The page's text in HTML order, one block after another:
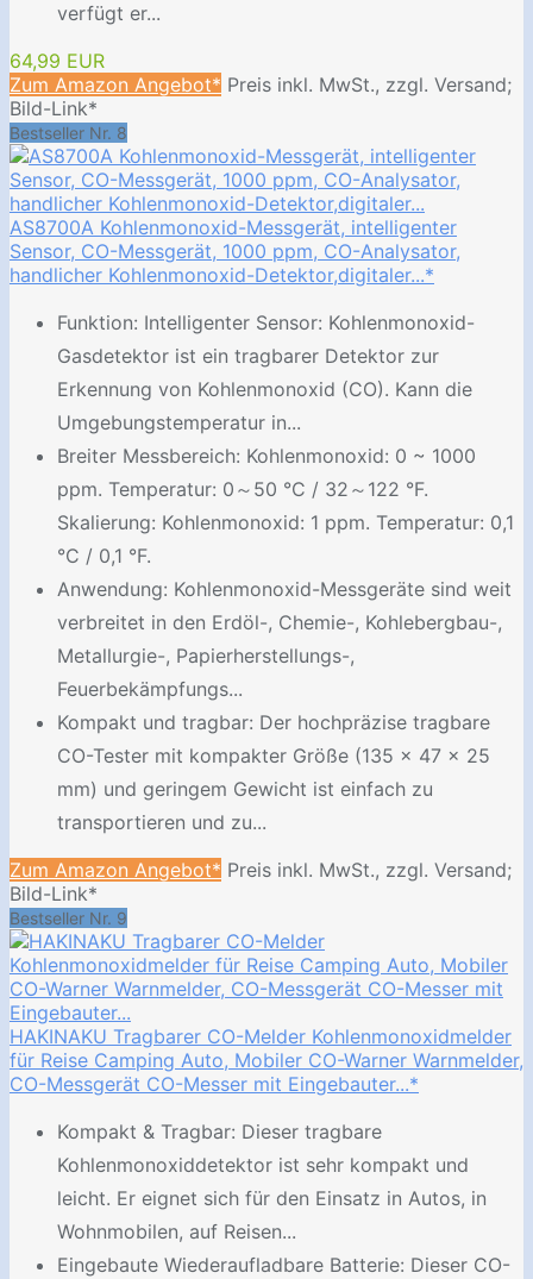
verfügt er...
64,99 EUR
Zum Amazon Angebot* Preis inkl. MwSt., zzgl. Versand;
Bild-Link*
Bestseller Nr. 8
AS8700A Kohlenmonoxid-Messgerät, intelligenter
Sensor, CO-Messgerät, 1000 ppm, CO-Analysator,
handlicher Kohlenmonoxid-Detektor,digitaler...*
Funktion: Intelligenter Sensor: Kohlenmonoxid-
Gasdetektor ist ein tragbarer Detektor zur
Erkennung von Kohlenmonoxid (CO). Kann die
Umgebungstemperatur in...
Breiter Messbereich: Kohlenmonoxid: 0 ~ 1000
ppm. Temperatur: 0～50 °C / 32～122 °F.
Skalierung: Kohlenmonoxid: 1 ppm. Temperatur: 0,1
°C / 0,1 °F.
Anwendung: Kohlenmonoxid-Messgeräte sind weit
verbreitet in den Erdöl-, Chemie-, Kohlebergbau-,
Metallurgie-, Papierherstellungs-,
Feuerbekämpfungs...
Kompakt und tragbar: Der hochpräzise tragbare
CO-Tester mit kompakter Größe (135 x 47 x 25
mm) und geringem Gewicht ist einfach zu
transportieren und zu...
Zum Amazon Angebot* Preis inkl. MwSt., zzgl. Versand;
Bild-Link*
Bestseller Nr. 9
HAKINAKU Tragbarer CO-Melder Kohlenmonoxidmelder
für Reise Camping Auto, Mobiler CO-Warner Warnmelder,
CO-Messgerät CO-Messer mit Eingebauter...*
Kompakt & Tragbar: Dieser tragbare
Kohlenmonoxiddetektor ist sehr kompakt und
leicht. Er eignet sich für den Einsatz in Autos, in
Wohnmobilen, auf Reisen...
Eingebaute Wiederaufladbare Batterie: Dieser CO-